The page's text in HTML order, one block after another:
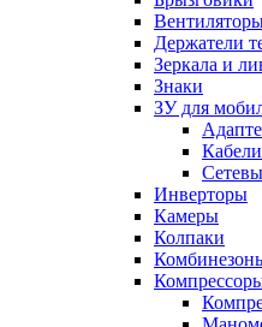
Держатели
Зеркала и
Знаки
ЗУ для
Инверторы
Камеры
Колпаки